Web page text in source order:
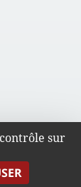
sur